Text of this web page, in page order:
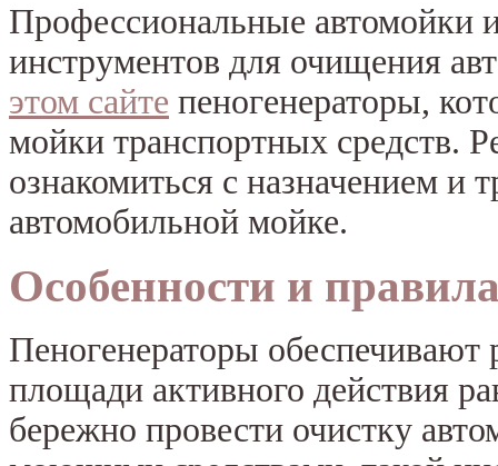
Профессиональные автомойки
инструментов для очищения
этом сайте пеногенераторы,
мойки транспортных средств.
ознакомиться с назначением и
автомобильной мойке.
Особенности и
Пеногенераторы
площади активного действия
бережно провести очистку